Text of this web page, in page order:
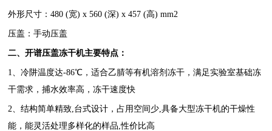
外形尺寸：480 (宽) x 560 (深) x 457 (高) mm2
压盖：手动压盖
二、开谱压盖冻干机主要特点：
1、冷阱温度达-86℃，适合乙腈等有机溶剂冻干，满足实验室基础冻
干需求，捕水效率高，冻干速度快
2、结构简单精致,台式设计，占用空间少,具备大型冻干机的干燥性
能，能灵活处理多样化的样品,性价比高